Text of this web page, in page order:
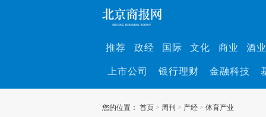
推荐 政经 国际 文化 商业 酒业
上市公司 银行理财 金融科技
您的位置： 首页 > 周刊 > 产经 > 体育产业